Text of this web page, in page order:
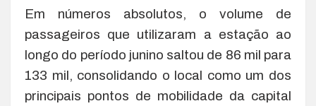
Em números absolutos, o volume de
passageiros que utilizaram a estação ao
longo do período junino saltou de 86 mil para
133 mil, consolidando o local como um dos
principais pontos de mobilidade da capital